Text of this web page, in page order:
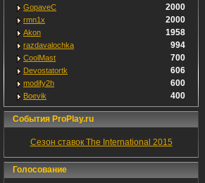
GopaveC 2000
rmn1x 2000
Akon 1958
razdavalochka 994
CoolMast 700
Devostatortk 606
modify2h 600
Boevik 400
События ProPlay.ru
Сезон ставок The International 2015
Голосование